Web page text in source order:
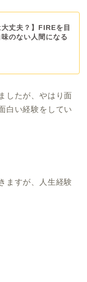
大丈夫？】FIREを目
のない人間になる
したが、やはり面
白い経験をしてい
ますが、人生経験